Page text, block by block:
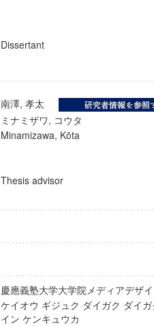
Dissertant
南澤, 孝太
ミナミザワ, コウタ
Minamizawa, Kōta
Thesis advisor
慶應義塾大学大学院メディアデ
ケイオウ ギジュク ダイガク ダイ
イン ケンキュウカ